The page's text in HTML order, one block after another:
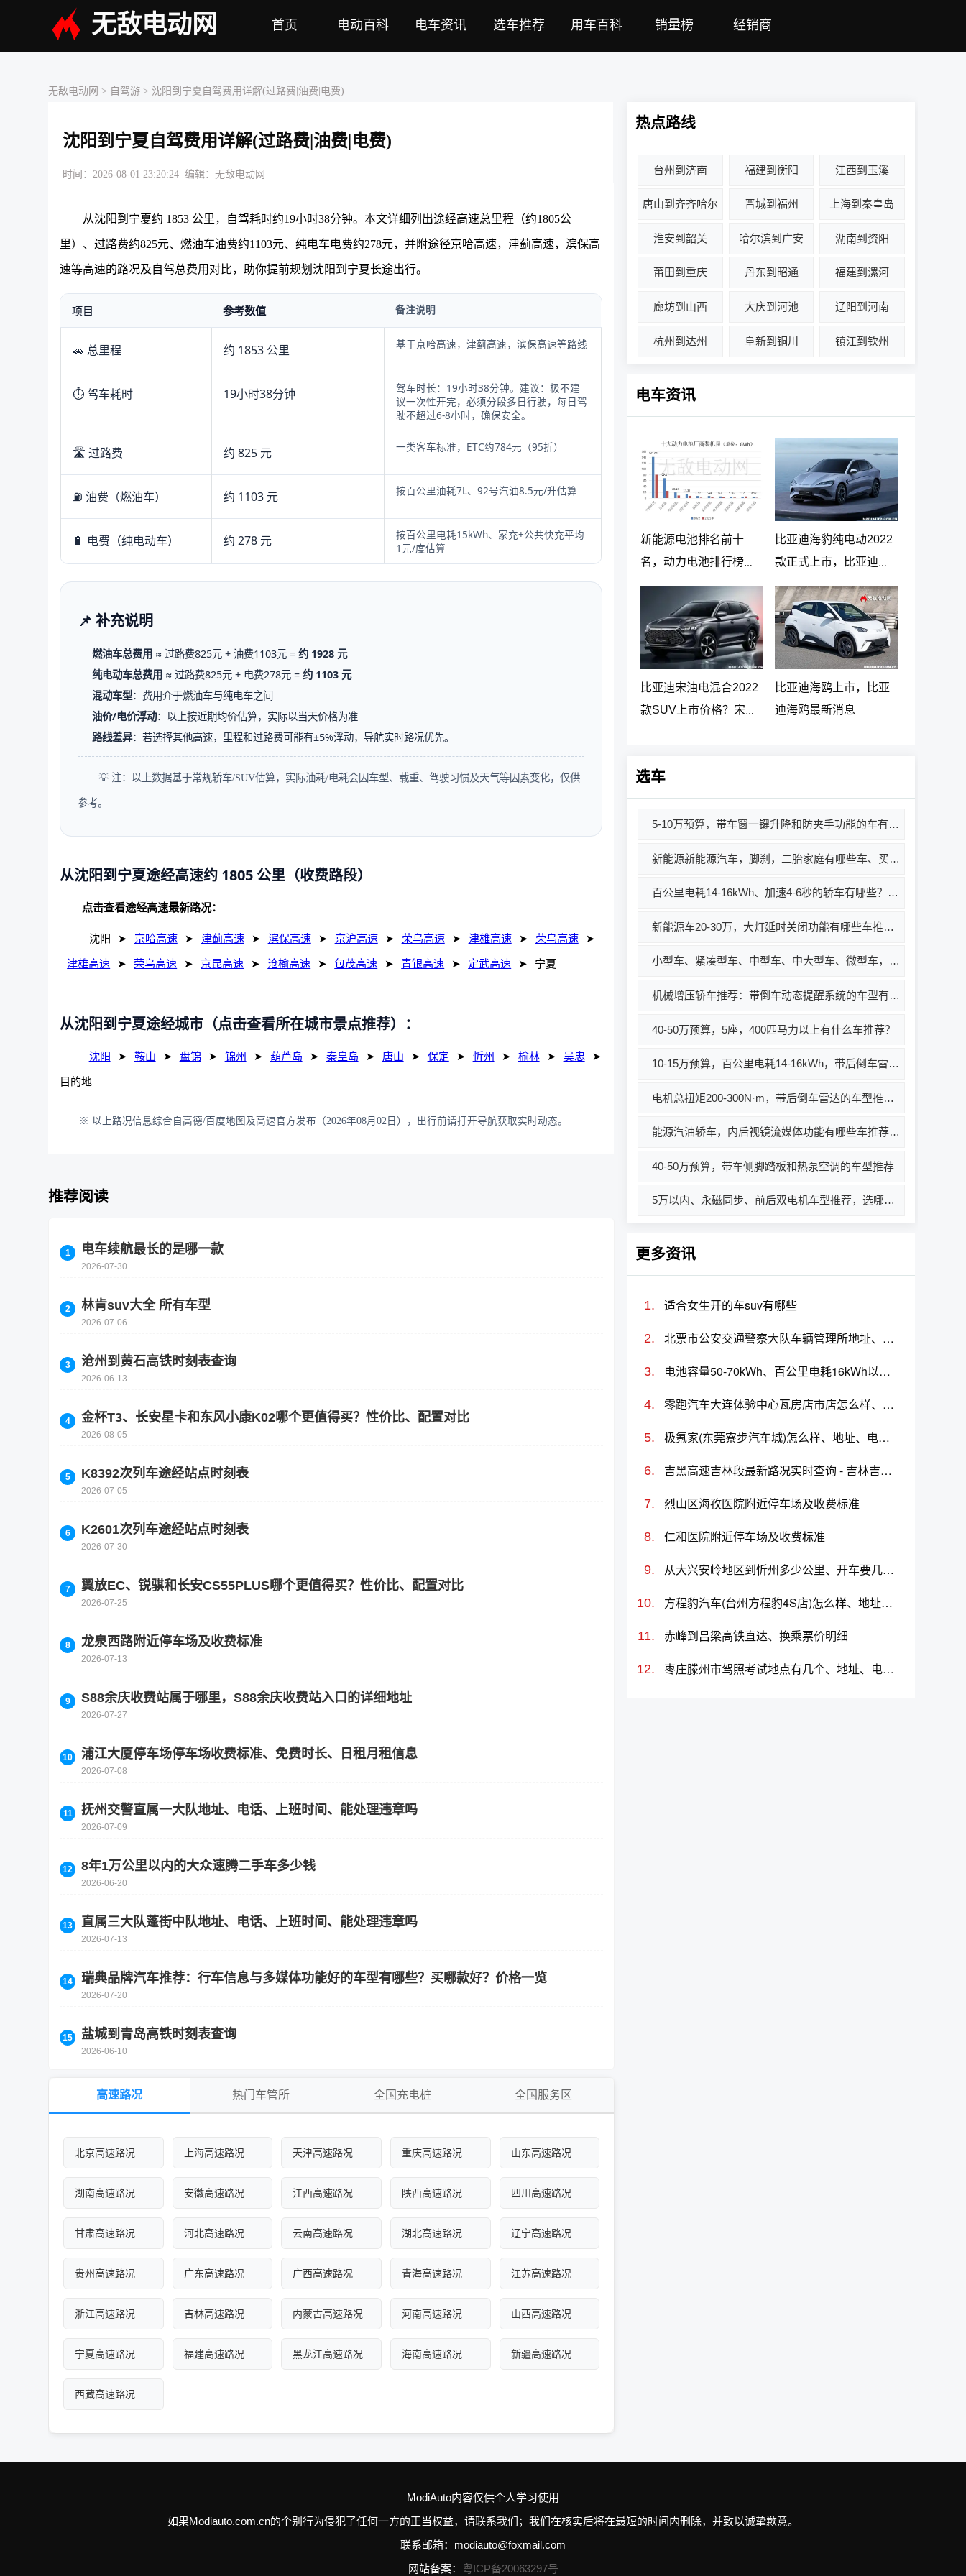
无敌电动网 首页 电动百科 电车资讯 选车推荐 用车百科 销量榜 经销商
无敌电动网 > 自驾游 > 沈阳到宁夏自驾费用详解(过路费|油费|电费)
沈阳到宁夏自驾费用详解(过路费|油费|电费)
时间：2026-08-01 23:20:24 编辑：无敌电动网
从沈阳到宁夏约 1853 公里，自驾耗时约19小时38分钟。本文详细列出途经高速总里程（约1805公
里）、过路费约825元、燃油车油费约1103元、纯电车电费约278元，并附途径京哈高速，津蓟高速，滨保高
速等高速的路况及自驾总费用对比，助你提前规划沈阳到宁夏长途出行。
项目 参考数值 备注说明
🚗 总里程 约 1853 公里 基于京哈高速，津蓟高速，滨保高速等路线
⏱️ 驾车耗时 19小时38分钟
驾车时长：19小时38分钟。建议：极不建
议一次性开完，必须分段多日行驶，每日驾
驶不超过6-8小时，确保安全。
🛣️ 过路费 约 825 元 一类客车标准，ETC约784元（95折）
⛽ 油费（燃油车） 约 1103 元 按百公里油耗7L、92号汽油8.5元/升估算
🔋 电费（纯电动车） 约 278 元
按百公里电耗15kWh、家充+公共快充平均
1元/度估算
📌 补充说明
燃油车总费用 ≈ 过路费825元 + 油费1103元 =约 1928 元
纯电动车总费用 ≈ 过路费825元 + 电费278元 =约 1103 元
混动车型：费用介于燃油车与纯电车之间
油价/电价浮动：以上按近期均价估算，实际以当天价格为准
路线差异：若选择其他高速，里程和过路费可能有±5%浮动，导航实时路况优先。
💡 注：以上数据基于常规轿车/SUV估算，实际油耗/电耗会因车型、载重、驾驶习惯及天气等因素变化，仅供
参考。
从沈阳到宁夏途经高速约 1805 公里（收费路段）
点击查看途经高速最新路况：
沈阳 ➤ 京哈高速 ➤ 津蓟高速 ➤ 滨保高速 ➤ 京沪高速 ➤ 荣乌高速 ➤ 津雄高速 ➤ 荣乌高速 ➤
津雄高速 ➤ 荣乌高速 ➤ 京昆高速 ➤ 沧榆高速 ➤ 包茂高速 ➤ 青银高速 ➤ 定武高速 ➤ 宁夏
从沈阳到宁夏途经城市（点击查看所在城市景点推荐）：
沈阳 ➤ 鞍山 ➤ 盘锦 ➤ 锦州 ➤ 葫芦岛 ➤ 秦皇岛 ➤ 唐山 ➤ 保定 ➤ 忻州 ➤ 榆林 ➤ 吴忠 ➤
目的地
※ 以上路况信息综合自高德/百度地图及高速官方发布（2026年08月02日），出行前请打开导航获取实时动态。
推荐阅读
电车续航最长的是哪一款
2026-07-30
林肯suv大全 所有车型
2026-07-06
沧州到黄石高铁时刻表查询
2026-06-13
金杯T3、长安星卡和东风小康K02哪个更值得买？性价比、配置对比
2026-08-05
K8392次列车途经站点时刻表
2026-07-05
K2601次列车途经站点时刻表
2026-07-30
翼放EC、锐骐和长安CS55PLUS哪个更值得买？性价比、配置对比
2026-07-25
龙泉西路附近停车场及收费标准
2026-07-13
S88余庆收费站属于哪里，S88余庆收费站入口的详细地址
2026-07-27
浦江大厦停车场停车场收费标准、免费时长、日租月租信息
2026-07-08
抚州交警直属一大队地址、电话、上班时间、能处理违章吗
2026-07-09
8年1万公里以内的大众速腾二手车多少钱
2026-06-20
直属三大队蓬街中队地址、电话、上班时间、能处理违章吗
2026-07-13
瑞典品牌汽车推荐：行车信息与多媒体功能好的车型有哪些？买哪款好？价格一览
2026-07-20
盐城到青岛高铁时刻表查询
2026-06-10
高速路况 热门车管所 全国充电桩 全国服务区
北京高速路况 上海高速路况 天津高速路况 重庆高速路况 山东高速路况
湖南高速路况 安徽高速路况 江西高速路况 陕西高速路况 四川高速路况
甘肃高速路况 河北高速路况 云南高速路况 湖北高速路况 辽宁高速路况
贵州高速路况 广东高速路况 广西高速路况 青海高速路况 江苏高速路况
浙江高速路况 吉林高速路况 内蒙古高速路况 河南高速路况 山西高速路况
宁夏高速路况 福建高速路况 黑龙江高速路况 海南高速路况 新疆高速路况
西藏高速路况
热点路线
台州到济南 福建到衡阳 江西到玉溪
唐山到齐齐哈尔 晋城到福州 上海到秦皇岛
淮安到韶关 哈尔滨到广安 湖南到资阳
莆田到重庆 丹东到昭通 福建到漯河
廊坊到山西 大庆到河池 辽阳到河南
杭州到达州 阜新到铜川 镇江到钦州
电车资讯
新能源电池排名前十
名，动力电池排行榜前
十名
比亚迪海豹纯电动2022
款正式上市，比亚迪海
豹纯电动报价20.98万起
比亚迪宋油电混合2022
款SUV上市价格？宋
比亚迪海鸥上市，比亚
迪海鸥最新消息
选车
5-10万预算，带车窗一键升降和防夹手功能的车有哪些？哪款好？
新能源新能源汽车，脚刹，二胎家庭有哪些车、买哪款好、汽车价格
百公里电耗14-16kWh、加速4-6秒的轿车有哪些？哪款值得买？价格多少？
新能源车20-30万，大灯延时关闭功能有哪些车推荐？
小型车、紧凑型车、中型车、中大型车、微型车，安全带未系提示功能有哪些车型推荐？哪款车好？价格如何？
机械增压轿车推荐：带倒车动态提醒系统的车型有哪些？选哪款好？
40-50万预算，5座，400匹马力以上有什么车推荐？
10-15万预算，百公里电耗14-16kWh，带后倒车雷达的车型推荐与选购指南
电机总扭矩200-300N·m，带后倒车雷达的车型推荐与选购指南
能源汽油轿车，内后视镜流媒体功能有哪些车推荐？哪款好？价格多少？
40-50万预算，带车侧脚踏板和热泵空调的车型推荐
5万以内、永磁同步、前后双电机车型推荐，选哪款好？
更多资讯
适合女生开的车suv有哪些
北票市公安交通警察大队车辆管理所地址、电话、上班时间、能处理违章吗
电池容量50-70kWh、百公里电耗16kWh以上的车有哪些？哪款值得买？价格多少？
零跑汽车大连体验中心瓦房店市店怎么样、地址、电话、上班时间查询
极氪家(东莞寮步汽车城)怎么样、地址、电话、上班时间查询
吉黑高速吉林段最新路况实时查询 - 吉林吉黑高速最新消息 - 车流量大吗
烈山区海孜医院附近停车场及收费标准
仁和医院附近停车场及收费标准
从大兴安岭地区到忻州多少公里、开车要几个小时？过路费、油费等
方程豹汽车(台州方程豹4S店)怎么样、地址、电话、上班时间查询
赤峰到吕梁高铁直达、换乘票价明细
枣庄滕州市驾照考试地点有几个、地址、电话、工作时间
ModiAuto内容仅供个人学习使用
如果Modiauto.com.cn的个别行为侵犯了任何一方的正当权益，请联系我们；我们在核实后将在最短的时间内删除，并致以诚挚歉意。
联系邮箱：modiauto@foxmail.com
网站备案： 粤ICP备20063297号